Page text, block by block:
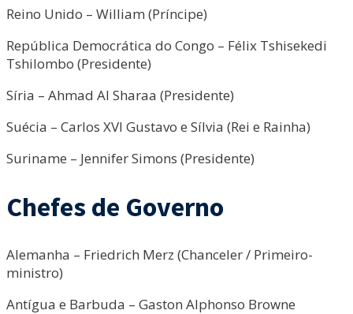
Reino Unido – William (Príncipe)
República Democrática do Congo – Félix Tshisekedi
Tshilombo (Presidente)
Síria – Ahmad Al Sharaa (Presidente)
Suécia – Carlos XVI Gustavo e Sílvia (Rei e Rainha)
Suriname – Jennifer Simons (Presidente)
Chefes de Governo
Alemanha – Friedrich Merz (Chanceler / Primeiro-
ministro)
Antígua e Barbuda – Gaston Alphonso Browne